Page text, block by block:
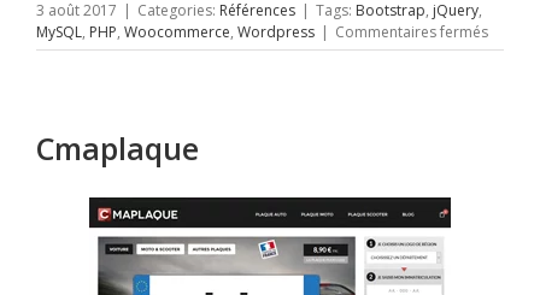
3 août 2017 | Categories: Références | Tags: Bootstrap, jQuery,
MySQL, PHP, Woocommerce, Wordpress | Commentaires ferméssur
Tatie
Cmaplaque